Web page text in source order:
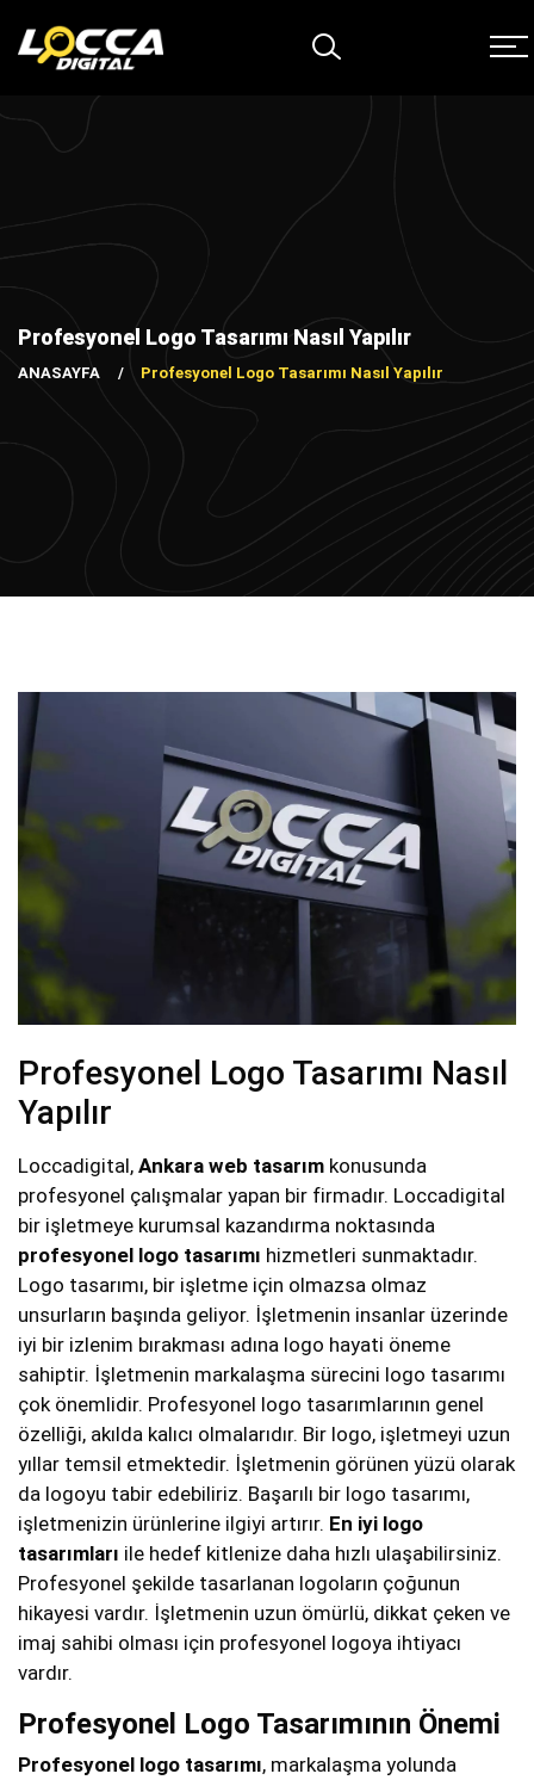
Profesyonel Logo Tasarımı Nasıl Yapılır
ANASAYFA Profesyonel Logo Tasarımı Nasıl Yapılır
Profesyonel Logo Tasarımı Nasıl
Yapılır
Loccadigital, Ankara web tasarım konusunda
profesyonel çalışmalar yapan bir firmadır. Loccadigital
bir işletmeye kurumsal kazandırma noktasında
profesyonel logo tasarımı hizmetleri sunmaktadır.
Logo tasarımı, bir işletme için olmazsa olmaz
unsurların başında geliyor. İşletmenin insanlar üzerinde
iyi bir izlenim bırakması adına logo hayati öneme
sahiptir. İşletmenin markalaşma sürecini logo tasarımı
çok önemlidir. Profesyonel logo tasarımlarının genel
özelliği, akılda kalıcı olmalarıdır. Bir logo, işletmeyi uzun
yıllar temsil etmektedir. İşletmenin görünen yüzü olarak
da logoyu tabir edebiliriz. Başarılı bir logo tasarımı,
işletmenizin ürünlerine ilgiyi artırır. En iyi logo
tasarımları ile hedef kitlenize daha hızlı ulaşabilirsiniz.
Profesyonel şekilde tasarlanan logoların çoğunun
hikayesi vardır. İşletmenin uzun ömürlü, dikkat çeken ve
imaj sahibi olması için profesyonel logoya ihtiyacı
vardır.
Profesyonel Logo Tasarımının Önemi
Profesyonel logo tasarımı, markalaşma yolunda